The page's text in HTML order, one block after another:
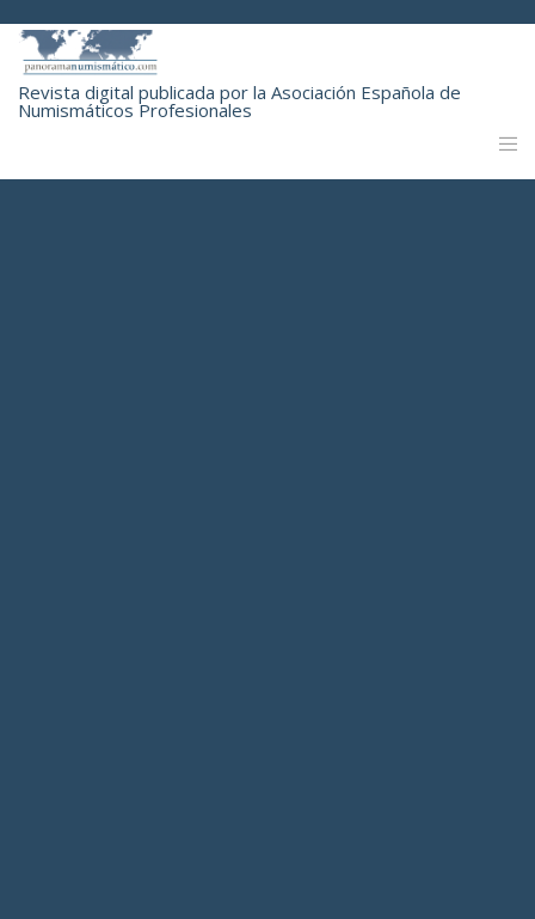
Revista digital publicada por la Asociación Española de
Numismáticos Profesionales